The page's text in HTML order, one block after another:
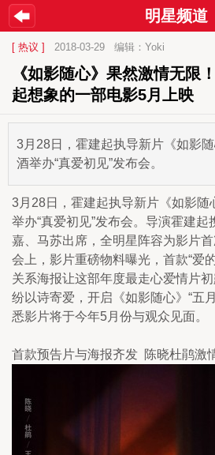
明星频道
[ 热议 ] 2018-03-29 编辑：Yoki
《如影随心》果然激情无限
起想象的一部电影5月上映
3月28日，霍建起执导新片《如影
酒举办“真爱初见”发布会。
3月28日，霍建起执导新片《如影随
举办“真爱初见”发布会。导演霍建
嘉、马苏出席，全明星阵容为影片
会上，影片重磅物料曝光，首款“爱
关系海报让这部年度最走心爱情片
纷以诗寄爱，开启《如影随心》“五
悉影片将于今年5月份与观众见面。
首款预告片与海报齐发  陈晓杜鹃激